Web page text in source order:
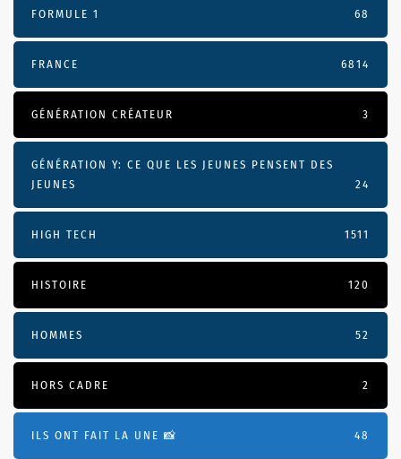
FORMULE 1 68
FRANCE 6814
GÉNÉRATION CRÉATEUR 3
GÉNÉRATION Y: CE QUE LES JEUNES PENSENT DES
JEUNES
24
HIGH TECH 1511
HISTOIRE 120
HOMMES 52
HORS CADRE 2
ILS ONT FAIT LA UNE 📸 48